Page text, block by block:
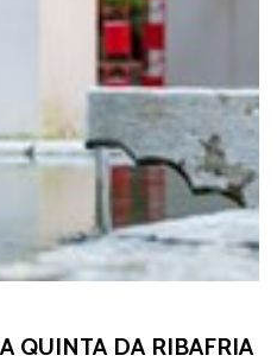
QUINTA DA RIBAFRIA